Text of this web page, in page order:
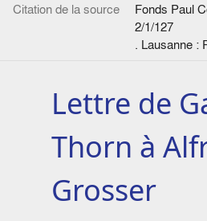
Citation de la source
Fonds Paul
2/1/127
. Lausanne :
Lettre de
Thorn à
Grosser